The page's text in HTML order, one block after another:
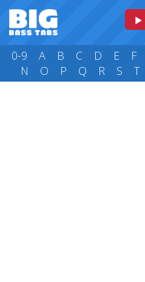
0-9 A B C D E F
N
O P Q R S T